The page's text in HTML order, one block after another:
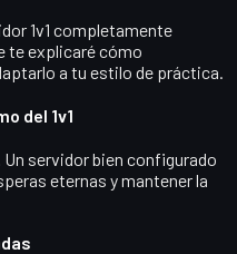
1v1 completamente
te explicaré cómo
a tu estilo de práctica.
del 1v1
Un servidor bien configurado
eternas y mantener la